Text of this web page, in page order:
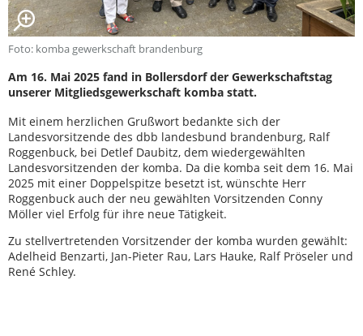
Foto: komba gewerkschaft brandenburg
Am 16. Mai 2025 fand in Bollersdorf der Gewerkschaftstag
unserer Mitgliedsgewerkschaft komba statt.
Mit einem herzlichen Grußwort bedankte sich der
Landesvorsitzende des dbb landesbund brandenburg, Ralf
Roggenbuck, bei Detlef Daubitz, dem wiedergewählten
Landesvorsitzenden der komba. Da die komba seit dem 16. Mai
2025 mit einer Doppelspitze besetzt ist, wünschte Herr
Roggenbuck auch der neu gewählten Vorsitzenden Conny
Möller viel Erfolg für ihre neue Tätigkeit.
Zu stellvertretenden Vorsitzender der komba wurden gewählt:
Adelheid Benzarti, Jan-Pieter Rau, Lars Hauke, Ralf Pröseler und
René Schley.